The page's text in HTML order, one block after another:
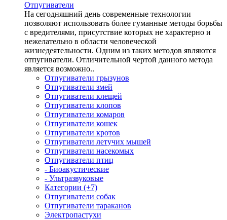
Отпугиватели
На сегодняшний день современные технологии
позволяют использовать более гуманные методы борьбы
с вредителями, присутствие которых не характерно и
нежелательно в области человеческой
жизнедеятельности. Одним из таких методов являются
отпугиватели. Отличительной чертой данного метода
является возможно..
Отпугиватели грызунов
Отпугиватели змей
Отпугиватели клещей
Отпугиватели клопов
Отпугиватели комаров
Отпугиватели кошек
Отпугиватели кротов
Отпугиватели летучих мышей
Отпугиватели насекомых
Отпугиватели птиц
- Биоакустические
- Ультразвуковые
Категории (+7)
Отпугиватели собак
Отпугиватели тараканов
Электропастухи